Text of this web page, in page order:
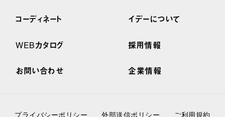
コーディネート
WEBカタログ
お問い合わせ
イデーについて
採用情報
企業情報
プライバシーポリシー 外部送信ポリシー ご利用規約